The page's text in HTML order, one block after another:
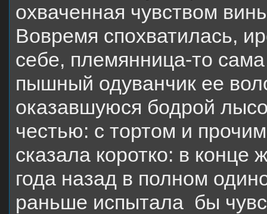
охваченная чувством
Вовремя спохватилась,
себе, племянница-то
пышный одуванчик ее
оказавшуюся бодрой
честью: с тортом и
сказала коротко: в конце
года назад в полном
раньше испытала бы